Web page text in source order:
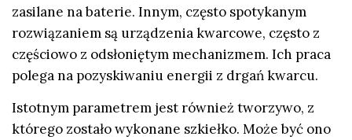
zasilane na baterie. Innym, często spotykanym
rozwiązaniem są urządzenia kwarcowe, często z
częściowo z odsłoniętym mechanizmem. Ich praca
polega na pozyskiwaniu energii z drgań kwarcu.
Istotnym parametrem jest również tworzywo, z
którego zostało wykonane szkiełko. Może być ono